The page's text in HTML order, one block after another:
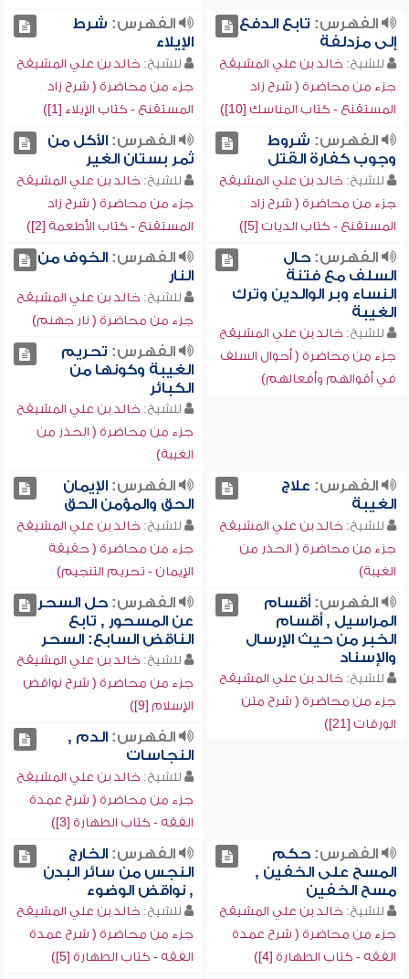
الفهرس: تابع الدفع
إلى مزدلفة
للشيخ: خالد بن علي المشيقح
جزء من محاضرة ( شرح زاد
المستقنع - كتاب المناسك [10])
الفهرس: شرط
الإيلاء
للشيخ: خالد بن علي المشيقح
جزء من محاضرة ( شرح زاد
المستقنع - كتاب الإيلاء [1])
الفهرس: شروط
وجوب كفارة القتل
للشيخ: خالد بن علي المشيقح
جزء من محاضرة ( شرح زاد
المستقنع - كتاب الديات [5])
الفهرس:الأكل من
ثمر بستان الغير
للشيخ: خالد بن علي المشيقح
جزء من محاضرة ( شرح زاد
المستقنع - كتاب الأطعمة [2])
الفهرس:حال
السلف مع فتنة
النساء وبر الوالدين وترك
الغيبة
للشيخ: خالد بن علي المشيقح
جزء من محاضرة ( أحوال السلف
في أقوالهم وأفعالهم)
الفهرس:الخوف من
النار
للشيخ: خالد بن علي المشيقح
جزء من محاضرة ( نار جهنم)
الفهرس: تحريم
الغيبة وكونها من
الكبائر
للشيخ: خالد بن علي المشيقح
جزء من محاضرة ( الحذر من
الغيبة)
الفهرس: علاج
الغيبة
للشيخ: خالد بن علي المشيقح
جزء من محاضرة ( الحذر من
الغيبة)
الفهرس:الإيمان
الحق والمؤمن الحق
للشيخ: خالد بن علي المشيقح
جزء من محاضرة ( حقيقة
الإيمان - تحريم التنجيم)
الفهرس:أقسام
المراسيل , أقسام
الخبر من حيث الإرسال
والإسناد
للشيخ: خالد بن علي المشيقح
جزء من محاضرة ( شرح متن
الورقات [21])
الفهرس:حل السحر
عن المسحور , تابع
الناقض السابع: السحر
للشيخ: خالد بن علي المشيقح
جزء من محاضرة ( شرح نواقض
الإسلام [9])
الفهرس:الدم ,
النجاسات
للشيخ: خالد بن علي المشيقح
جزء من محاضرة ( شرح عمدة
الفقه - كتاب الطهارة [3])
الفهرس:حكم
المسح على الخفين ,
مسح الخفين
للشيخ: خالد بن علي المشيقح
جزء من محاضرة ( شرح عمدة
الفقه - كتاب الطهارة [4])
الفهرس:الخارج
النجس من سائر البدن
, نواقض الوضوء
للشيخ: خالد بن علي المشيقح
جزء من محاضرة ( شرح عمدة
الفقه - كتاب الطهارة [5])